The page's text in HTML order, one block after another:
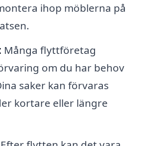
ihop möblerna på
Många flyttföretag
om du har behov
saker kan förvaras
kortare eller längre